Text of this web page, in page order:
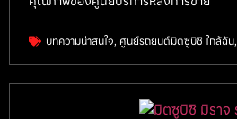
บทความน่าสนใจ, ศูนย์รถยนต์มิตซูบิชิ ใกล้ฉัน,